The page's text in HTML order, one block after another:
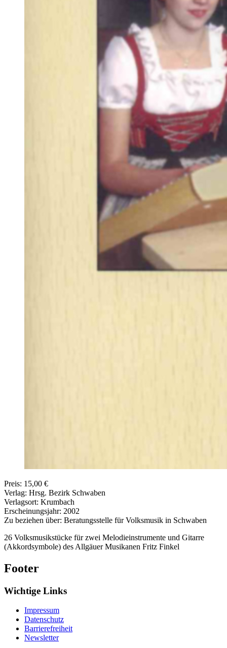
Preis: 15,00 €
Verlag: Hrsg. Bezirk Schwaben
Verlagsort: Krumbach
Erscheinungsjahr: 2002
Zu beziehen über: Beratungsstelle für Volksmusik in Schwaben
26 Volksmusikstücke für zwei Melodieinstrumente und Gitarre
(Akkordsymbole) des Allgäuer Musikanen Fritz Finkel
Footer
Wichtige Links
Impressum
Datenschutz
Barrierefreiheit
Newsletter